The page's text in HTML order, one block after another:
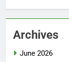
Archives
June 2026